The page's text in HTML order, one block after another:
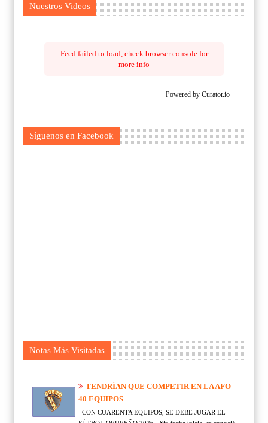
Nuestros Videos
Feed failed to load, check browser console for
more info
Powered by Curator.io
Síguenos en Facebook
Notas Más Visitadas
TENDRÍAN QUE COMPETIR EN LA AFO
40 EQUIPOS
CON CUARENTA EQUIPOS, SE DEBE JUGAR EL